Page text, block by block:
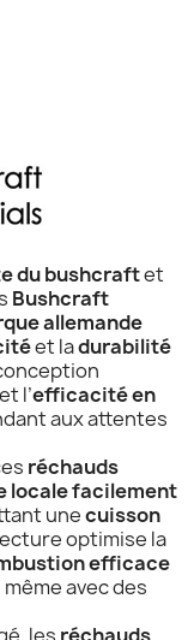
du bushcraftet
Bushcraft
allemande
et ladurabilité
et l’efficacité en
aux attentes
réchauds
locale facilement
unecuisson
optimise la
efficace
même avec des